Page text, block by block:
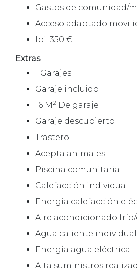
Gastos de comunidad/
Acceso adaptado
Ibi: 350 €
Extras
1 Garajes
Garaje incluido
16 M2 De garaje
Garaje descubierto
Trastero
Acepta animales
Piscina comunitaria
Calefacción individual
Energía calefacción
Aire acondicionado
Agua caliente individual
Energía agua eléctrica
Alta suministros